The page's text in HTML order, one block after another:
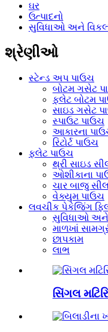
ઘર
ઉત્પાદનો
સુવિધાઓ અને
શ્રેણીઓ
સ્ટેન્ડ અપ પાઉચ
બોટમ ગસેટ
ફ્લેટ બોટમ
સાઇડ ગસેટ
સ્પાઉટ પાઉચ
આકારના
રિટોર્ટ પાઉચ
ફ્લેટ પાઉચ
થ્રી સાઇડ
ઓશીકાના
ચાર બાજુ
વેક્યુમ પાઉચ
લવચીક પેકેજિંગ
સુવિધાઓ
માળખાં
છાપકામ
લાભ
સિંગલ